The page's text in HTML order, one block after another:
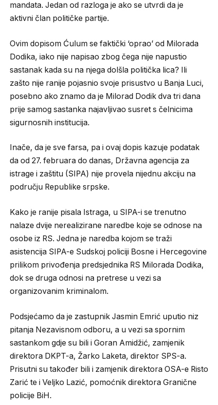
mandata. Jedan od razloga je ako se utvrdi da je
aktivni član političke partije.
Ovim dopisom Ćulum se faktički ‘oprao’ od Milorada
Dodika, iako nije napisao zbog čega nije napustio
sastanak kada su na njega dolšla politička lica? Ili
zašto nije ranije pojasnio svoje prisustvo u Banja Luci,
posebno ako znamo da je Milorad Dodik dva tri dana
prije samog sastanka najavljivao susret s čelnicima
sigurnosnih institucija.
Inače, da je sve farsa, pa i ovaj dopis kazuje podatak
da od 27. februara do danas, Državna agencija za
istrage i zaštitu (SIPA) nije provela nijednu akciju na
području Republike srpske.
Kako je ranije pisala Istraga, u SIPA-i se trenutno
nalaze dvije nerealizirane naredbe koje se odnose na
osobe iz RS. Jedna je naredba kojom se traži
asistencija SIPA-e Sudskoj policiji Bosne i Hercegovine
prilikom privođenja predsjednika RS Milorada Dodika,
dok se druga odnosi na pretrese u vezi sa
organizovanim kriminalom.
Podsjećamo da je zastupnik Jasmin Emrić uputio niz
pitanja Nezavisnom odboru, a u vezi sa spornim
sastankom gdje su bili i Goran Amidžić, zamjenik
direktora DKPT-a, Žarko Laketa, direktor SPS-a.
Prisutni su također bili i zamjenik direktora OSA-e Risto
Zarić te i Veljko Lazić, pomoćnik direktora Granične
policije BiH.